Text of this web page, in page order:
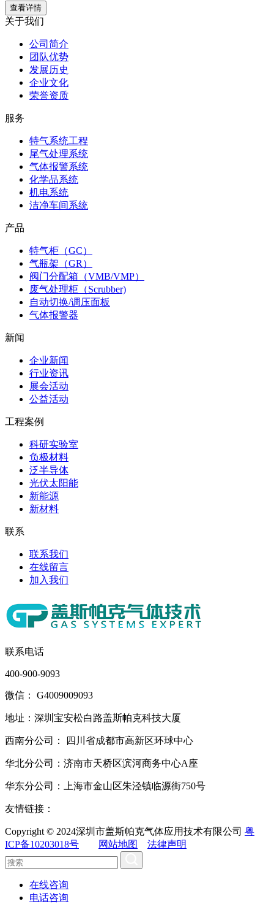
查看详情
关于我们
公司简介
团队优势
发展历史
企业文化
荣誉资质
服务
特气系统工程
尾气处理系统
气体报警系统
化学品系统
机电系统
洁净车间系统
产品
特气柜（GC）
气瓶架（GR）
阀门分配箱（VMB/VMP）
废气处理柜（Scrubber)
自动切换/调压面板
气体报警器
新闻
企业新闻
行业资讯
展会活动
公益活动
工程案例
科研实验室
负极材料
泛半导体
光伏太阳能
新能源
新材料
联系
联系我们
在线留言
加入我们
联系电话
400-900-9093
微信： G4009009093
地址：深圳宝安松白路盖斯帕克科技大厦
西南分公司： 四川省成都市高新区环球中心
华北分公司：济南市天桥区滨河商务中心A座
华东分公司：上海市金山区朱泾镇临源街750号
友情链接：
Copyright © 2024深圳市盖斯帕克气体应用技术有限公司 粤
ICP备10203018号
网站地图 法律声明
在线咨询
电话咨询